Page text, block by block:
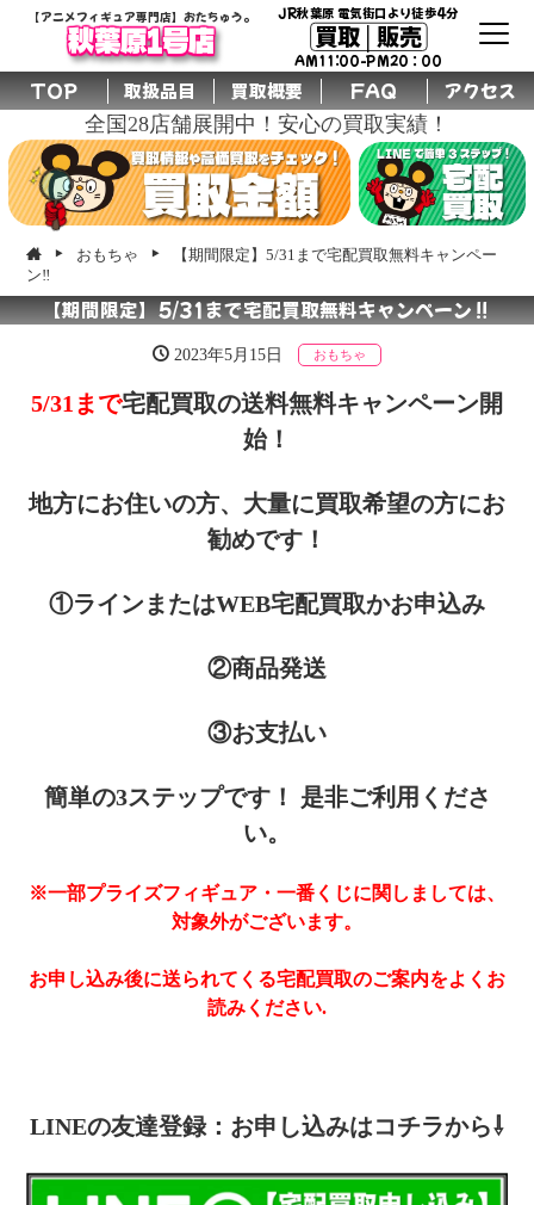
【アニメフィギュア専門店】おたちゅう。
秋葉原1号店
JR秋葉原 電気街口より徒歩4分
買取│販売
AM11:00-PM20：00
TOP 取扱品目 買取概要 FAQ アクセス
全国28店舗展開中！安心の買取実績！
おもちゃ
【期間限定】5/31まで宅配買取無料キャンペー
ン‼
【期間限定】5/31まで宅配買取無料キャンペーン‼
2023年5月15日 おもちゃ
5/31まで宅配買取の送料無料キャンペーン開
始！
地方にお住いの方、大量に買取希望の方にお
勧めです！
①ラインまたはWEB宅配買取かお申込み
②商品発送
③お支払い
簡単の3ステップです！ 是非ご利用くださ
い。
※一部プライズフィギュア・一番くじに関しましては、
対象外がございます。
お申し込み後に送られてくる宅配買取のご案内をよくお
読みください.
LINEの友達登録：お申し込みはコチラから⇩